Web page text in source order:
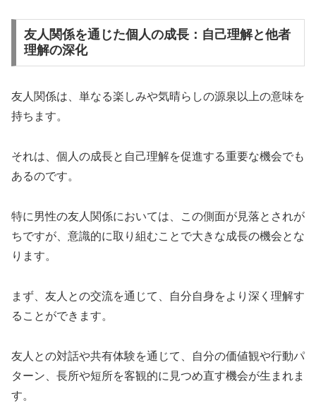
友人関係を通じた個人の成長：自己理解と他者
理解の深化
友人関係は、単なる楽しみや気晴らしの源泉以上の意味を
持ちます。
それは、個人の成長と自己理解を促進する重要な機会でも
あるのです。
特に男性の友人関係においては、この側面が見落とされが
ちですが、意識的に取り組むことで大きな成長の機会とな
ります。
まず、友人との交流を通じて、自分自身をより深く理解す
ることができます。
友人との対話や共有体験を通じて、自分の価値観や行動パ
ターン、長所や短所を客観的に見つめ直す機会が生まれま
す。